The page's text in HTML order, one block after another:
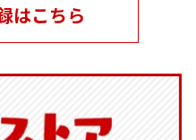
はこちら